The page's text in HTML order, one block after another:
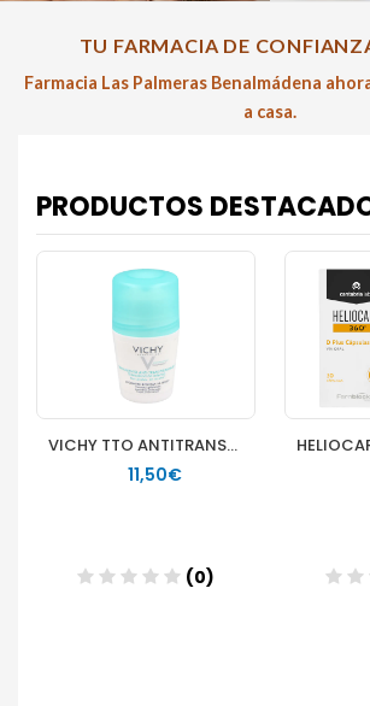
TU FARMACIA DE
Farmacia Las Palmeras Benalmádena
a casa.